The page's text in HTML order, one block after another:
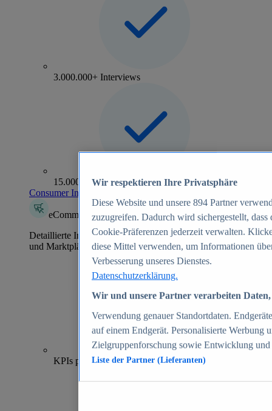
3.000.000+ Interviews
15.000+ Marken
Consumer Insights entdecken
eCommerce Insights
Detaillierte Informationen zu mehr als 39.000 Online-Shops
und Marktplätzen
70+
KPIs pro Shop
Wir respektieren Ihre Privatsphäre
Diese Website und unsere 894 Partner
zuzugreifen. Dadurch wird sichergestellt,
Cookie-Präferenzen jederzeit verwalten.
diese Mittel verwenden, um Informationen
Verbesserung unseres Dienstes.
Datenschutzerklärung.
Wir und unsere Partner verarbeiten
Verwendung genauer Standortdaten.
auf einem Endgerät. Personalisierte Werbung
Zielgruppenforschung sowie Entwicklung
Liste der Partner (Lieferanten)